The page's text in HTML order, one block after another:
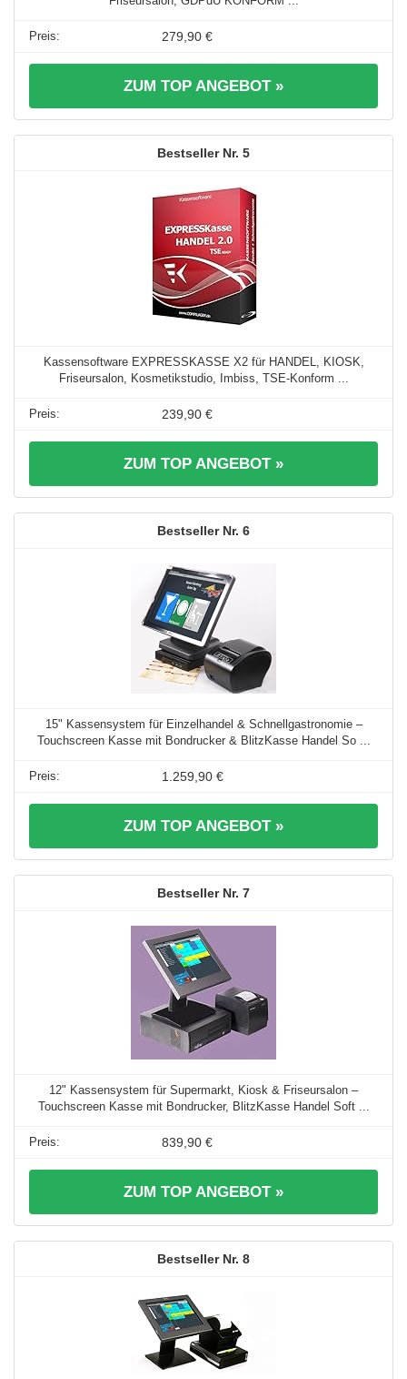
279,90 €
ZUM TOP ANGEBOT »
5
Kassensoftware EXPRESSKASSE X2 für HANDEL, KIOSK,
Friseursalon, Kosmetikstudio, Imbiss, TSE-Konform ...
239,90 €
ZUM TOP ANGEBOT »
6
15" Kassensystem für Einzelhandel & Schnellgastronomie –
Touchscreen Kasse mit Bondrucker & BlitzKasse Handel So ...
1.259,90 €
ZUM TOP ANGEBOT »
7
12" Kassensystem für Supermarkt, Kiosk & Friseursalon –
Touchscreen Kasse mit Bondrucker, BlitzKasse Handel Soft ...
839,90 €
ZUM TOP ANGEBOT »
8